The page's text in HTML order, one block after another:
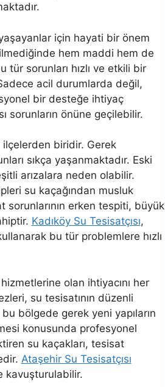
için hayati bir önem
hem maddi hem de
tür sorunları hızlı ve etkili bir
acil durumlarda değil,
bir desteğe ihtiyaç
sorunların önüne geçilebilir.
ilçelerden biridir. Gerek
sıkça yaşanmaktadır. Eski
arızalara neden olabilir.
su kaçağından musluk
erken tespiti, büyük
Kadıköy Su Tesisatçısı,
bu tür problemlere hızlı
olan ihtiyacını her
su tesisatının düzenli
bölgede gerek yeni yapıların
konusunda profesyonel
su kaçakları, tesisat
Ataşehir Su Tesisatçısı
kavuşturulabilir.